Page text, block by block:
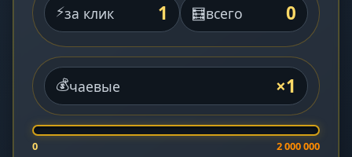
⚡за клик 1 🧮всего 0
💰чаевые ×1
0 2 000 000